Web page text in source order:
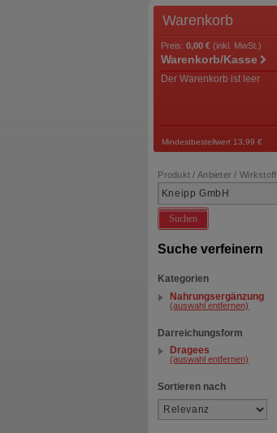
Warenkorb
Preis: 0,00 € (inkl. MwSt.)
Warenkorb/Kasse
Der Warenkorb ist leer
Mindestbestellwert 13,99 €
Produkt / Anbieter / Wirkstoff
Suchen
Suche verfeinern
Kategorien
Nahrungsergänzung
(auswahl entfernen)
Darreichungsform
Dragees
(auswahl entfernen)
Sortieren nach